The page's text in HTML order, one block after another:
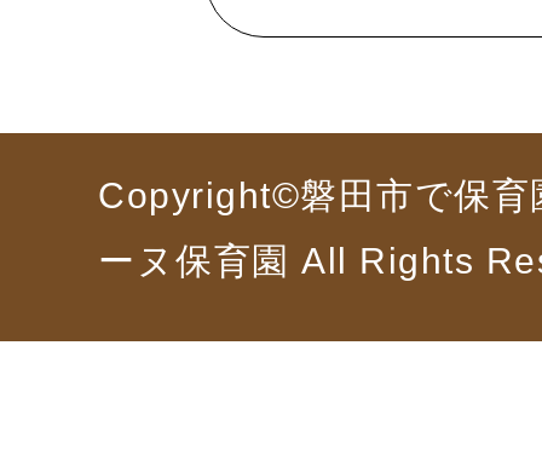
Copyright©磐田市で保育
ーヌ保育園 All Rights